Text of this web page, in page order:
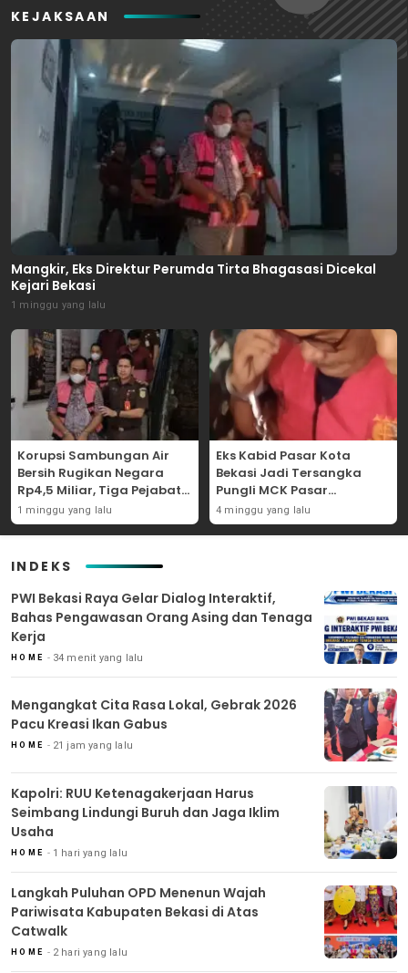
KEJAKSAAN
Mangkir, Eks Direktur Perumda Tirta Bhagasasi Dicekal
Kejari Bekasi
1 minggu yang lalu
Korupsi Sambungan Air
Bersih Rugikan Negara
Rp4,5 Miliar, Tiga Pejabat
Perumda Dijerat
1 minggu yang lalu
Eks Kabid Pasar Kota
Bekasi Jadi Tersangka
Pungli MCK Pasar
Bantargebang
4 minggu yang lalu
INDEKS
PWI Bekasi Raya Gelar Dialog Interaktif,
Bahas Pengawasan Orang Asing dan Tenaga
Kerja
HOME 34 menit yang lalu
Mengangkat Cita Rasa Lokal, Gebrak 2026
Pacu Kreasi Ikan Gabus
HOME 21 jam yang lalu
Kapolri: RUU Ketenagakerjaan Harus
Seimbang Lindungi Buruh dan Jaga Iklim
Usaha
HOME 1 hari yang lalu
Langkah Puluhan OPD Menenun Wajah
Pariwisata Kabupaten Bekasi di Atas
Catwalk
HOME 2 hari yang lalu